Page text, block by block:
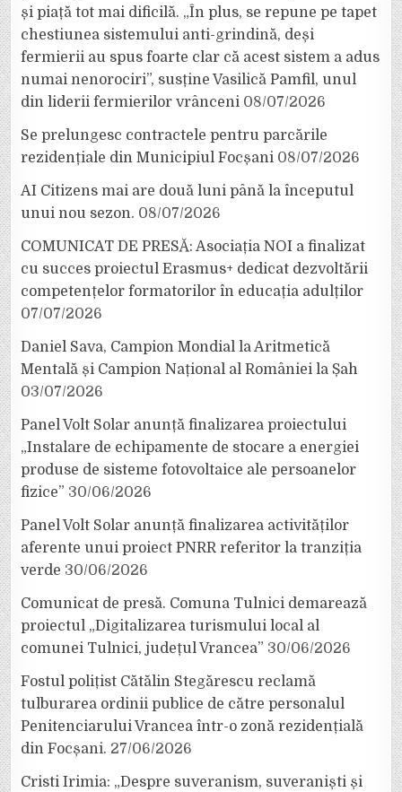
și piață tot mai dificilă. „În plus, se repune pe tapet
chestiunea sistemului anti-grindină, deși
fermierii au spus foarte clar că acest sistem a adus
numai nenorociri”, susține Vasilică Pamfil, unul
din liderii fermierilor vrânceni 08/07/2026
Se prelungesc contractele pentru parcările
rezidențiale din Municipiul Focșani 08/07/2026
AI Citizens mai are două luni până la începutul
unui nou sezon. 08/07/2026
COMUNICAT DE PRESĂ: Asociația NOI a finalizat
cu succes proiectul Erasmus+ dedicat dezvoltării
competențelor formatorilor în educația adulților
07/07/2026
Daniel Sava, Campion Mondial la Aritmetică
Mentală și Campion Național al României la Șah
03/07/2026
Panel Volt Solar anunță finalizarea proiectului
„Instalare de echipamente de stocare a energiei
produse de sisteme fotovoltaice ale persoanelor
fizice” 30/06/2026
Panel Volt Solar anunță finalizarea activităților
aferente unui proiect PNRR referitor la tranziția
verde 30/06/2026
Comunicat de presă. Comuna Tulnici demarează
proiectul „Digitalizarea turismului local al
comunei Tulnici, județul Vrancea” 30/06/2026
Fostul polițist Cătălin Stegărescu reclamă
tulburarea ordinii publice de către personalul
Penitenciarului Vrancea într-o zonă rezidențială
din Focșani. 27/06/2026
Cristi Irimia: „Despre suveranism, suveraniști și